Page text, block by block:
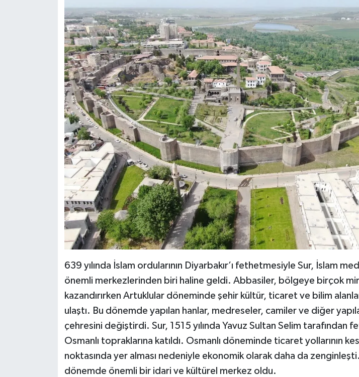
639 yılında İslam ordularının Diyarbakır’ı fethetmesiyle Sur, İslam
önemli merkezlerinden biri haline geldi. Abbasiler, bölgeye birçok
kazandırırken Artuklular döneminde şehir kültür, ticaret ve bilim
ulaştı. Bu dönemde yapılan hanlar, medreseler, camiler ve diğer
çehresini değiştirdi. Sur, 1515 yılında Yavuz Sultan Selim tarafından
Osmanlı topraklarına katıldı. Osmanlı döneminde ticaret yollarının
noktasında yer alması nedeniyle ekonomik olarak daha da
dönemde önemli bir idari ve kültürel merkez oldu.